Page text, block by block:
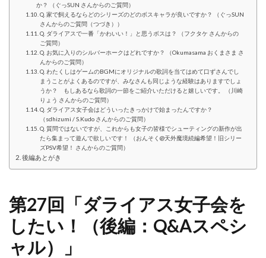
か？ （ぐっSUN さんからのご質問）
Q. 家で飼えるならどのシリーズのどのボスキャラが良いですか？ （ぐっSUN
さんからのご質問（つづき））
Q. ダライアスで一番「かわいい！」と思うボスは？ （フクタケ さんからの
ご質問）
Q. お気に入りのシルバーホークはどれですか？ （Okumasama おくまさま さ
んからのご質問）
Q. わたくしはゲームのBGMにオリジナルの歌詞を当てはめて口ずさんでし
まうことがよくあるのですが、みなさんも同じような経験はありますでしょ
うか？ もしあるなら歌詞の一節をご紹介いただけると嬉しいです。 （川崎
りょう さんからのご質問）
Q. ダライアス女子会はどういったきっかけで始まったんですか？
（sdhizumi / S.Kudo さんからのご質問）
Q. 質問ではないですが、これからも女子の皆様でシューティングの新作が出
たら集まって遊んで欲しいです！ （おんそく@天外魔境続編希望！旧シリー
ズPSV希望！ さんからのご質問）
後編あとがき
第27回「ダライアス女子会を
したい！（後編：Q&Aスペシ
ャル）」